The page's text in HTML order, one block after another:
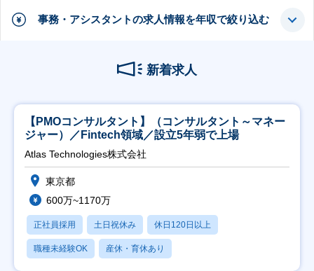
事務・アシスタントの求人情報を年収で絞り込む
新着求人
【PMOコンサルタント】（コンサルタント～マネー
ジャー）／Fintech領域／設立5年弱で上場
Atlas Technologies株式会社
東京都
600万~1170万
正社員採用 土日祝休み 休日120日以上
職種未経験OK 産休・育休あり